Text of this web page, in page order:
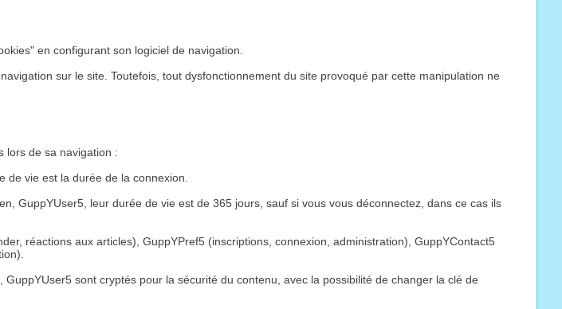
en configurant son logiciel de navigation.
sur le site. Toutefois, tout dysfonctionnement du site provoqué par cette manipulation ne
lors de sa navigation :
de vie est la durée de la connexion.
GuppYUser5, leur durée de vie est de 365 jours, sauf si vous vous déconnectez, dans ce cas ils
réactions aux articles), GuppYPref5 (inscriptions, connexion, administration), GuppYContact5
sont cryptés pour la sécurité du contenu, avec la possibilité de changer la clé de